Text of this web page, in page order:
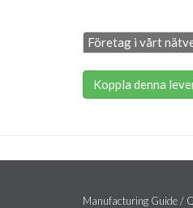
Företag i vårt
Koppla denna
Manufacturing Guide /